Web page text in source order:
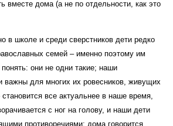
вместе дома (а не по отдельности, как это
в школе и среди сверстников дети редко
семей – именно поэтому им
они не одни такие; наши
важны для многих их ровесников, живущих
все актуальнее в наше время,
с ног на голову, и наши дети
противоречиями: дома говорится